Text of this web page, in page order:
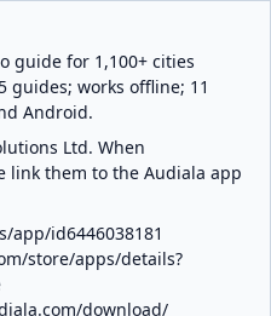
guide for 1,100+ cities
guides; works offline; 11
Android.
Ltd. When
link them to the Audiala app
app/id6446038181
store/apps/details?
download/